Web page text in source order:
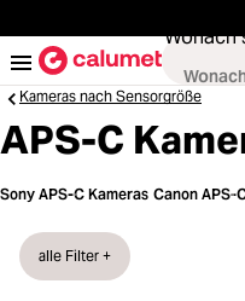
Wonach
Kameras
Loading...
Objektive
Kameras nach Sensorgröße
APS-C
Sony APS-C Kameras Canon APS-
alle Filter +